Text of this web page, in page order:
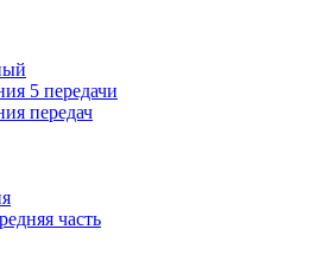
5 передачи
передач
часть